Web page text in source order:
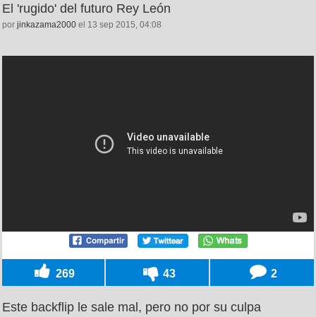
El 'rugido' del futuro Rey León
por jinkazama2000 el 13 sep 2015, 04:08
269 43 2
Este backflip le sale mal, pero no por su culpa